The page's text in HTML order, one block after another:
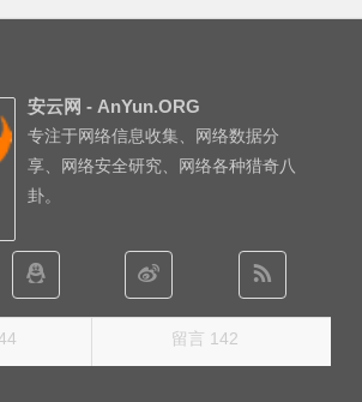
安云网 - AnYun.ORG
专注于网络信息收集、网络数据分
享、网络安全研究、网络各种猎奇八
卦。
留言 142